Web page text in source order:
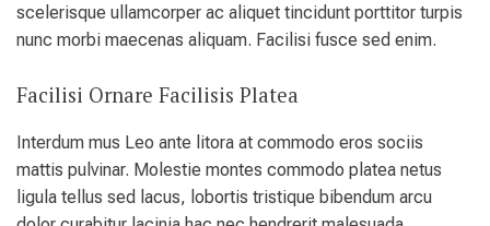
scelerisque ullamcorper ac aliquet tincidunt porttitor turpis
nunc morbi maecenas aliquam. Facilisi fusce sed enim.
Facilisi Ornare Facilisis Platea
Interdum mus Leo ante litora at commodo eros sociis
mattis pulvinar. Molestie montes commodo platea netus
ligula tellus sed lacus, lobortis tristique bibendum arcu